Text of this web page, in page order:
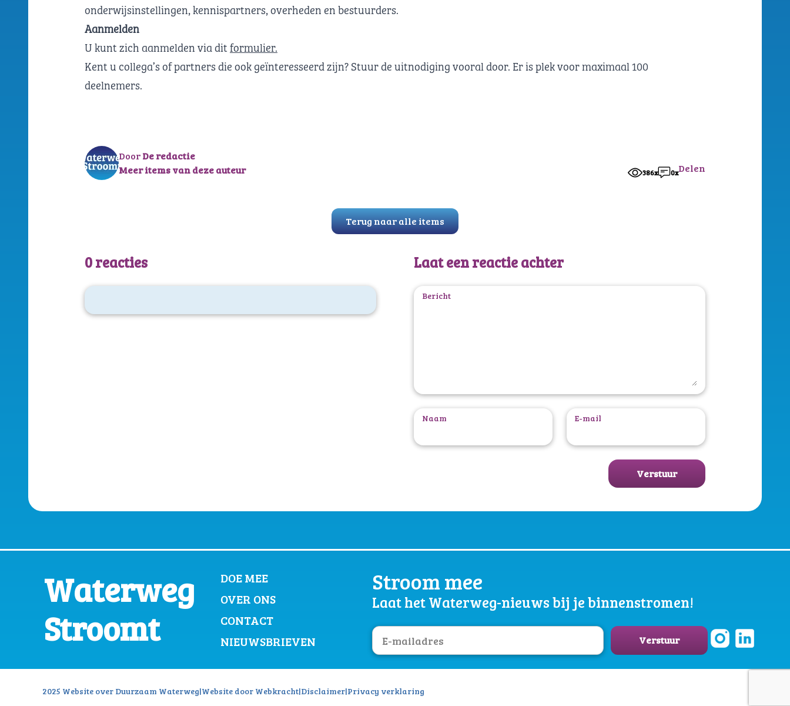
onderwijsinstellingen, kennispartners, overheden en bestuurders.
Aanmelden
U kunt zich aanmelden via ditformulier.
Kent u collega’s of partners die ook geïnteresseerd zijn? Stuur de uitnodiging vooral door. Er is plek voor maximaal 100
deelnemers.
DoorDe redactie
Meer items van deze auteur
386x 0xDelen
Terug naar alle items
0 reacties Laat een reactie achter
Bericht
Naam E-mail
Verstuur
Waterweg
Stroomt
DOE MEE
OVER ONS
CONTACT
NIEUWSBRIEVEN
Stroom mee
Laat het Waterweg-nieuws bij je binnenstromen!
Verstuur
2025 Website over Duurzaam Waterweg|Website door Webkracht|Disclaimer|Privacy verklaring